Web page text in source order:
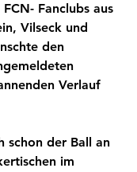
Fanclubs aus
Vilseck und
den
Verlauf
schon der Ball an
im